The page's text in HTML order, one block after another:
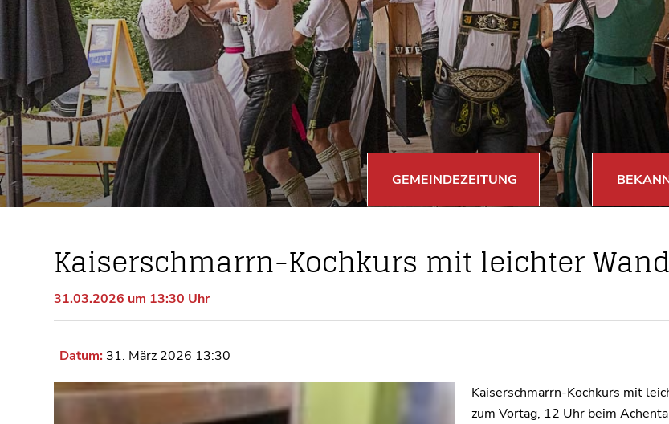
GEMEINDEZEITUNG
Kaiserschmarrn-Kochkurs mit leichter
31.03.2026 um 13:30 Uhr
Datum: 31. März 2026 13:30
Kaiserschmarrn-Kochkurs mit
zum Vortag, 12 Uhr beim